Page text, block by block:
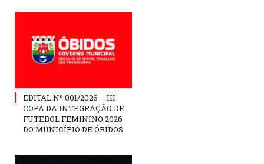
EDITAL Nº 001/2026 – III
COPA DA INTEGRAÇÃO DE
FUTEBOL FEMININO 2026
DO MUNICÍPIO DE ÓBIDOS